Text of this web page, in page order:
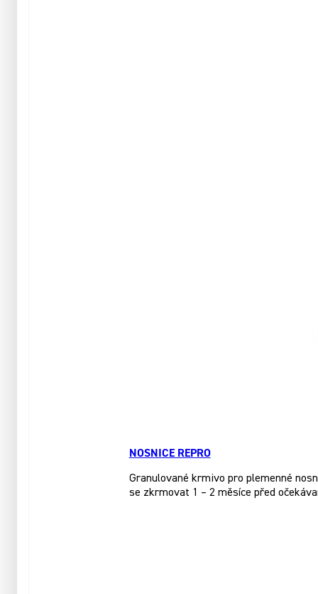
NOSNICE REPRO
Granulované krmivo pro plemenné
se zkrmovat 1 – 2 měsíce před